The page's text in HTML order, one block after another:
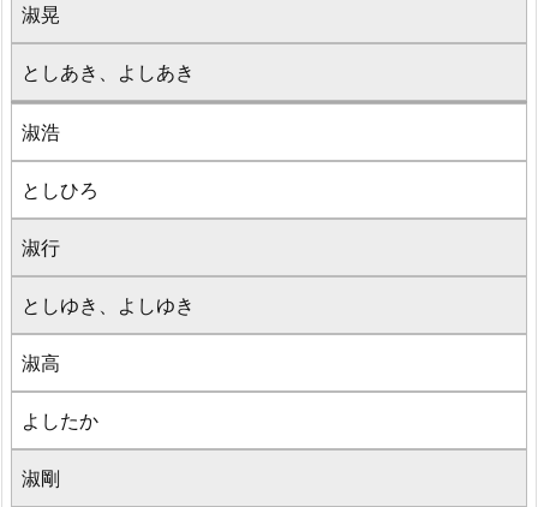
淑晃
としあき、よしあき
淑浩
としひろ
淑行
としゆき、よしゆき
淑高
よしたか
淑剛